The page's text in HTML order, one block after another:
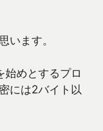
います。
始めとするプロ
には2バイト以